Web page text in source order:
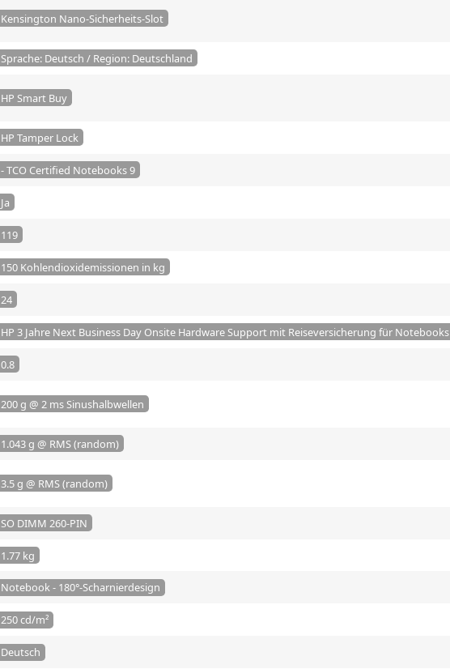
Kensington Nano-Sicherheits-Slot
Sprache: Deutsch / Region: Deutschland
HP Smart Buy
HP Tamper Lock
- TCO Certified Notebooks 9
Ja
119
150 Kohlendioxidemissionen in kg
24
HP 3 Jahre Next Business Day Onsite Hardware Support mit Reiseversicherung für Notebooks
0.8
200 g @ 2 ms Sinushalbwellen
1.043 g @ RMS (random)
3.5 g @ RMS (random)
SO DIMM 260-PIN
1.77 kg
Notebook - 180°-Scharnierdesign
250 cd/m²
Deutsch